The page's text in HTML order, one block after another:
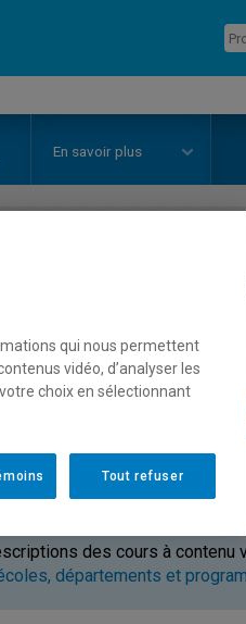
En savoir plus
spéciaux en
Horaire - Automne
des cours à contenu
départements et
qui nous permettent
vidéo, d’analyser les
choix en sélectionnant
Tout refuser